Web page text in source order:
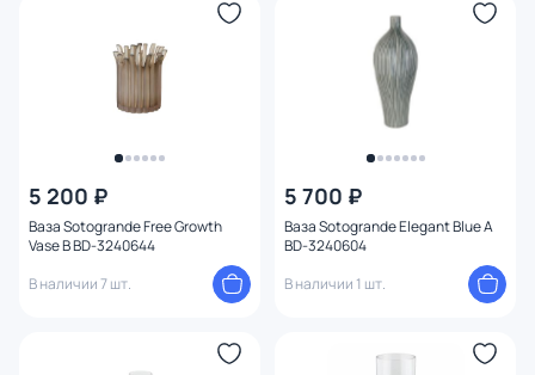
5 200 ₽
Ваза Sotogrande Free Growth
Vase B BD-3240644
В наличии 7 шт.
5 700 ₽
Ваза Sotogrande Elegant Blue A
BD-3240604
В наличии 1 шт.
Ширина (см)
Диаметр (см)
Тема